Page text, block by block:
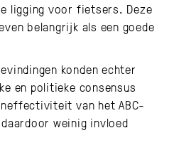
ligging voor fietsers. Deze
belangrijk als een goede
konden echter
en politieke consensus
van het ABC-
weinig invloed